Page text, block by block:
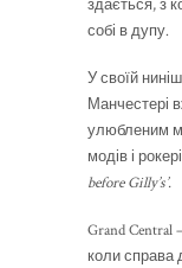
здається, з
собі в дупу.
У своїй
Манчестері
улюбленим
модів і
before Gilly’s’.
Grand Central
коли справа